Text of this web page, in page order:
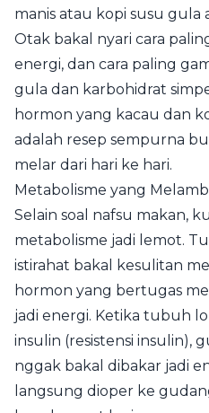
manis atau kopi susu gula
Otak bakal nyari cara
energi, dan cara paling
gula dan karbohidrat
hormon yang kacau dan
adalah resep sempurna
melar dari hari ke hari.
Metabolisme yang
Selain soal nafsu makan,
metabolisme jadi lemot.
istirahat bakal kesulitan
hormon yang bertugas
jadi energi. Ketika tubuh
insulin (resistensi insulin),
nggak bakal dibakar jadi
langsung dioper ke